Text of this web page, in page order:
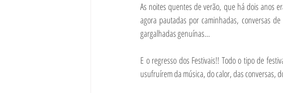
As noites quentes de verão, que há dois anos
agora pautadas por caminhadas, conversas
gargalhadas genuínas…
E o regresso dos Festivais!! Todo o tipo de
usufruírem da música, do calor, das conversas,